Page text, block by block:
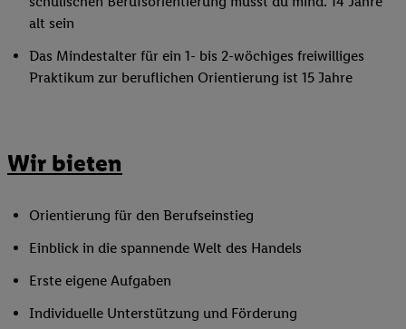
alt sein
Das Mindestalter für ein 1- bis 2-wöchiges freiwilliges
Praktikum zur beruflichen Orientierung ist 15 Jahre
Wir bieten
Orientierung für den Berufseinstieg
Einblick in die spannende Welt des Handels
Erste eigene Aufgaben
Individuelle Unterstützung und Förderung